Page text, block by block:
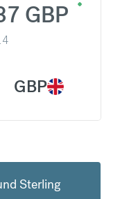
GBP
GBP
Sterling